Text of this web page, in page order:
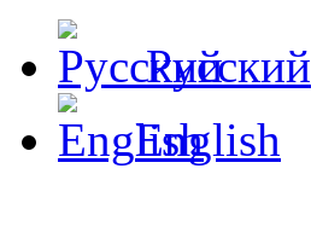
Русский
English